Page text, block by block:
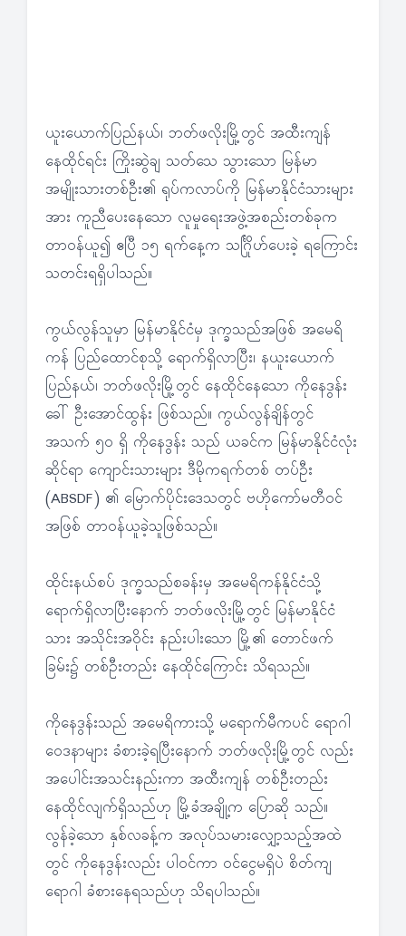
ယူးယောက်ပြည်နယ်၊ ဘတ်ဖလိုးမြို့တွင် အထီးကျန်
နေထိုင်ရင်း ကြိုးဆွဲချ သတ်သေ သွားသော မြန်မာ
အမျိုးသားတစ်ဦး၏ ရုပ်ကလာပ်ကို မြန်မာနိုင်ငံသားများ
အား ကူညီပေးနေသော လူမှုရေးအဖွဲ့အစည်းတစ်ခုက
တာဝန်ယူ၍ ဧပြီ ၁၅ ရက်နေ့က သင်္ဂြိုဟ်ပေးခဲ့ ရကြောင်း
သတင်းရရှိပါသည်။
ကွယ်လွန်သူမှာ မြန်မာနိုင်ငံမှ ဒုက္ခသည်အဖြစ် အမေရိ
ကန် ပြည်ထောင်စုသို့ ရောက်ရှိလာပြီး၊ နယူးယောက်
ပြည်နယ်၊ ဘတ်ဖလိုးမြို့တွင် နေထိုင်နေသော ကိုနေဒွန်း
ခေါ် ဦးအောင်ထွန်း ဖြစ်သည်။ ကွယ်လွန်ချိန်တွင်
အသက် ၅၀ ရှိ ကိုနေဒွန်း သည် ယခင်က မြန်မာနိုင်ငံလုံး
ဆိုင်ရာ ကျောင်းသားများ ဒီမိုကရက်တစ် တပ်ဦး
(ABSDF) ၏ မြောက်ပိုင်းဒေသတွင် ဗဟိုကော်မတီဝင်
အဖြစ် တာဝန်ယူခဲ့သူဖြစ်သည်။
ထိုင်းနယ်စပ် ဒုက္ခသည်စခန်းမှ အမေရိကန်နိုင်ငံသို့
ရောက်ရှိလာပြီးနောက် ဘတ်ဖလိုးမြို့တွင် မြန်မာနိုင်ငံ
သား အသိုင်းအဝိုင်း နည်းပါးသော မြို့၏ တောင်ဖက်
ခြမ်း၌ တစ်ဦးတည်း နေထိုင်ကြောင်း သိရသည်။
ကိုနေဒွန်းသည် အမေရိကားသို့ မရောက်မီကပင် ရောဂါ
ဝေဒနာများ ခံစားခဲ့ရပြီးနောက် ဘတ်ဖလိုးမြို့တွင် လည်း
အပေါင်းအသင်းနည်းကာ အထီးကျန် တစ်ဦးတည်း
နေထိုင်လျက်ရှိသည်ဟု မြို့ခံအချို့က ပြောဆို သည်။
လွန်ခဲ့သော နှစ်လခန့်က အလုပ်သမားလျှော့သည့်အထဲ
တွင် ကိုနေဒွန်းလည်း ပါဝင်ကာ ဝင်ငွေမရှိပဲ စိတ်ကျ
ရောဂါ ခံစားနေရသည်ဟု သိရပါသည်။